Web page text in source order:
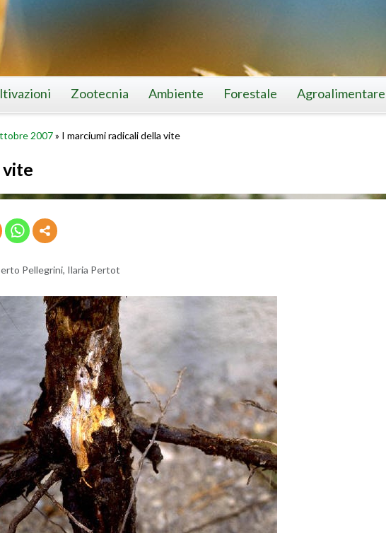
Zootecnia Ambiente Forestale Agroalimentare
2007» I marciumi radicali della vite
vite
Pel­le­gri­ni, Ila­ria Per­tot